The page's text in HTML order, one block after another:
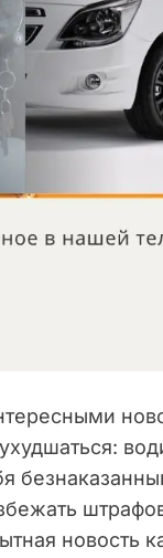
новость